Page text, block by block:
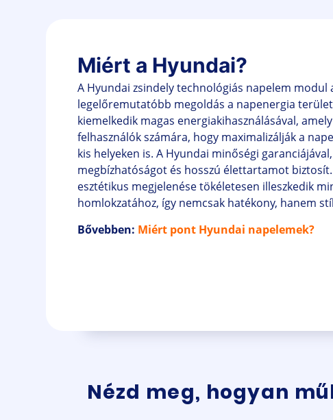
Miért a Hyundai?
A Hyundai zsindely technológiás napelem modul
legelőremutatóbb megoldás a napenergia
kiemelkedik magas energiakihasználásával,
felhasználók számára, hogy maximalizálják a
kis helyeken is. A Hyundai minőségi
megbízhatóságot és hosszú élettartamot
esztétikus megjelenése tökéletesen illeszkedik
homlokzatához, így nemcsak hatékony, hanem
Bővebben: Miért pont Hyundai napelemek?
Nézd meg, hogyan